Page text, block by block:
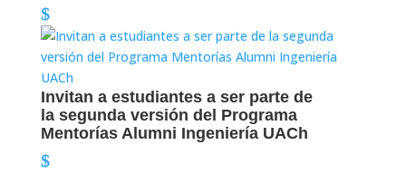
Invitan a estudiantes a ser parte de
la segunda versión del Programa
Mentorías Alumni Ingeniería UACh